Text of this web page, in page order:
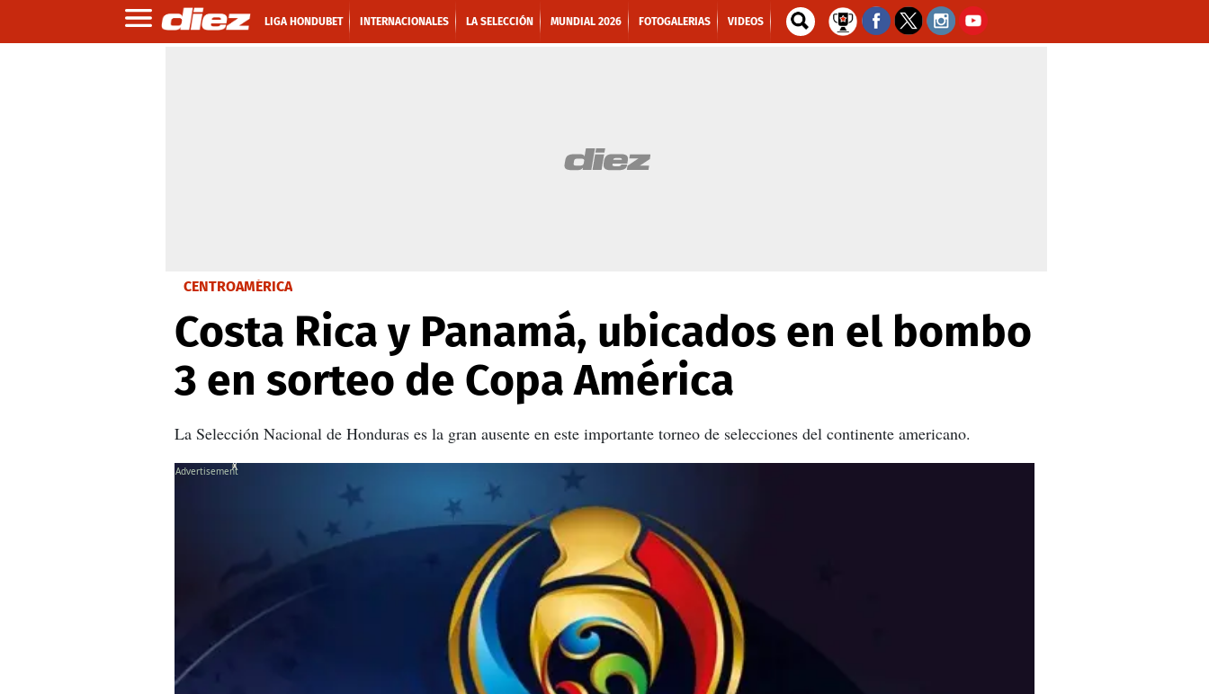
LIGA HONDUBET INTERNACIONALES LA SELECCIÓN MUNDIAL 2026 FOTOGALERIAS VIDEOS
CENTROAMÉRICA
Costa Rica y Panamá, ubicados en el bombo
3 en sorteo de Copa América
La Selección Nacional de Honduras es la gran ausente en este importante torneo de selecciones del continente americano.
X